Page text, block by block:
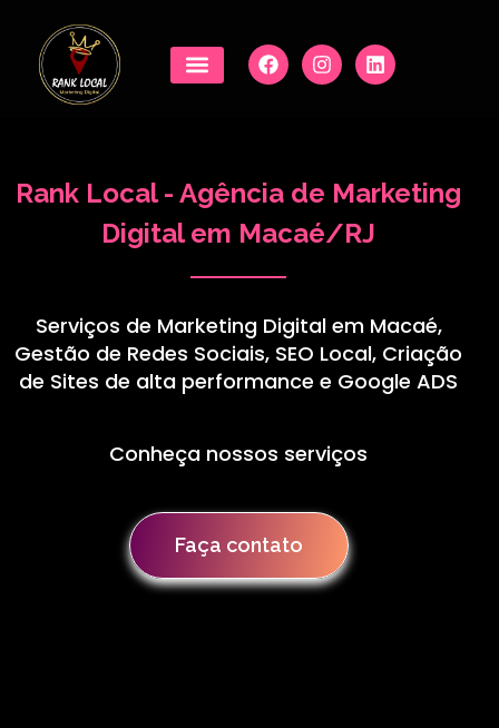
Rank Local - Agência de Marketing
Digital em Macaé/RJ
Serviços de Marketing Digital em Macaé,
Gestão de Redes Sociais, SEO Local, Criação
de Sites de alta performance e Google ADS
Conheça nossos serviços
Faça contato